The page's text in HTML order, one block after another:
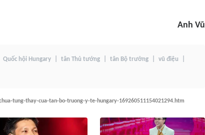
Anh Vũ
Quốc hội Hungary tân Thủ tướng tân Bộ trưởng vũ điệu
tung-thay-cua-tan-bo-truong-y-te-hungary-169260511154021294.htm